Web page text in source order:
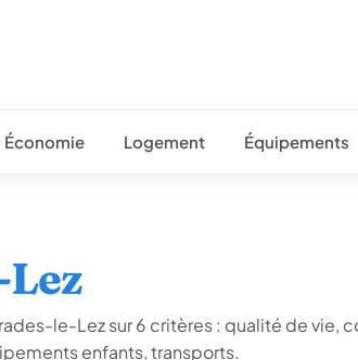
Économie Logement Équipements
le-Lez sur 6 critères : qualité de vie,
enfants, transports.